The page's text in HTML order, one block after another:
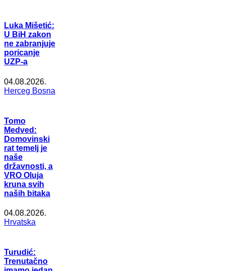
Luka Mišetić:
U BiH zakon
ne zabranjuje
poricanje
UZP-a
04.08.2026.
Herceg Bosna
Tomo
Medved:
Domovinski
rat temelj je
naše
državnosti, a
VRO Oluja
kruna svih
naših bitaka
04.08.2026.
Hrvatska
Turudić:
Trenutačno